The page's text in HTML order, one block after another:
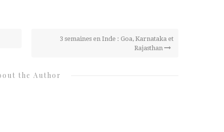
3 semaines en Inde : Goa, Karnataka et
Rajasthan
the Author